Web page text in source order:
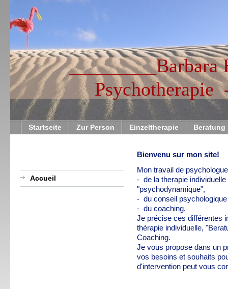
Psychotherapie
Startseite Zur Person Einzeltherapie Beratung
Accueil
Bienvenu sur mon site!
Mon travail de
- de la therapie
"psychodynamique",
- du conseil
- du coaching.
Je précise ces différentes
thérapie individuelle,
Coaching.
Je vous propose dans un
vos besoins et souhaits
d'intervention peut vous